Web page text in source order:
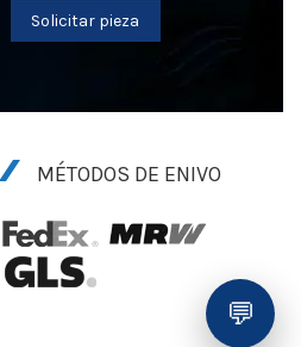
Solicitar pieza
MÉTODOS DE ENIVO
💬